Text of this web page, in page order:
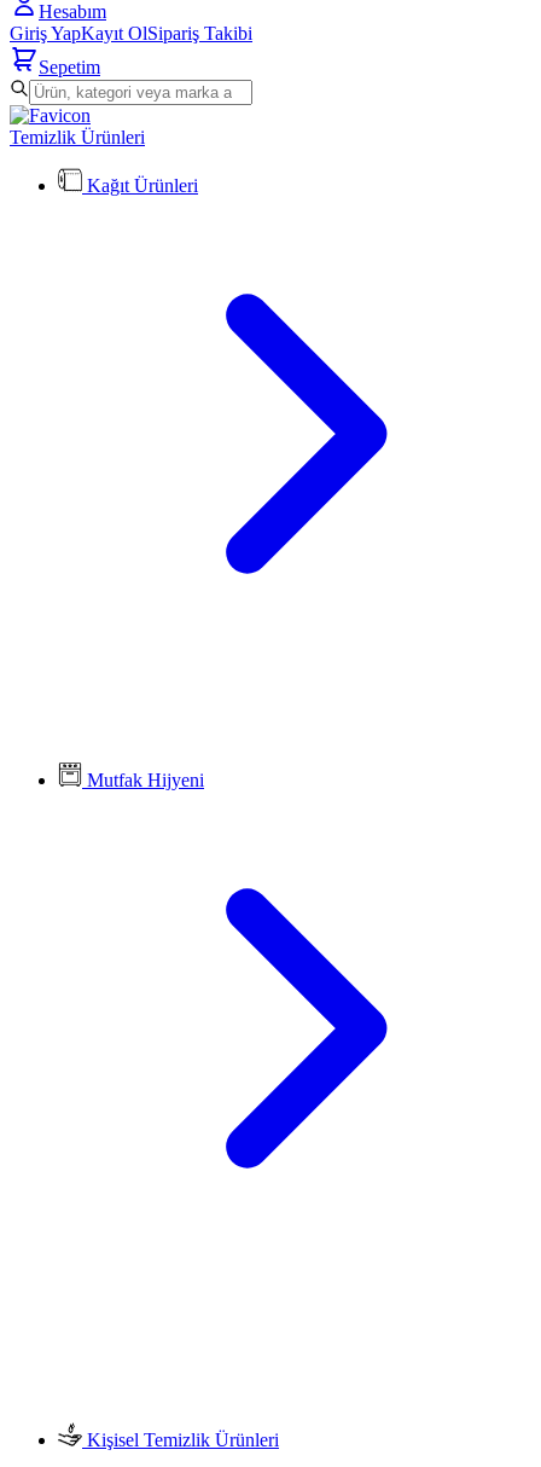
Hesabım
Giriş YapKayıt OlSipariş Takibi
Sepetim
Temizlik Ürünleri
Kağıt Ürünleri
Mutfak Hijyeni
Kişisel Temizlik Ürünleri